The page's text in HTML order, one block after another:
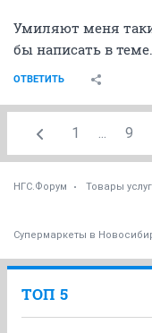
Умиляют меня
бы написать в
ОТВЕТИТЬ
1 ... 9
НГС.Форум Товары
Супермаркеты в
ТОП 5